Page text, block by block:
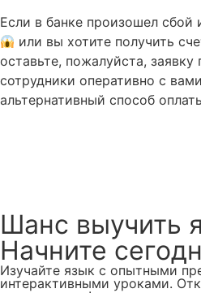
Если в банке произошел сбой
или вы хотите получить
оставьте, пожалуйста,
сотрудники оперативно с
альтернативный способ
Шанс выучить
Начните
Изучайте язык с опытными
интерактивными уроками.